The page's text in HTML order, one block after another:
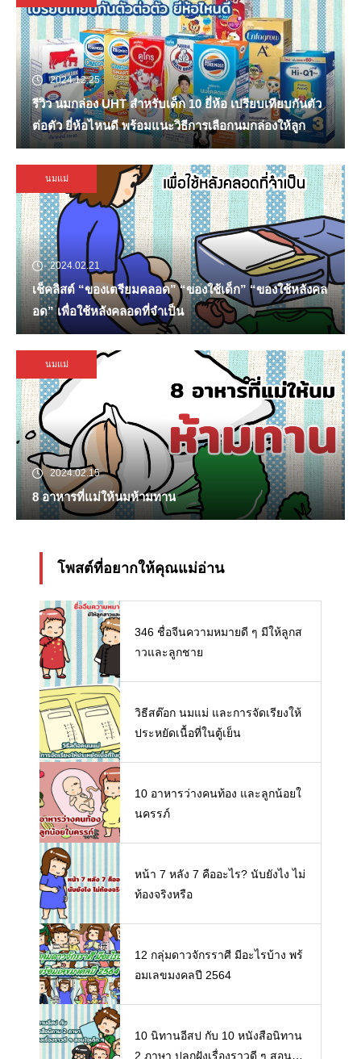
2024.12.25
รีวิว นมกล่อง UHT สำหรับเด็ก 10 ยี่ห้อ เปรียบเทียบกันตัว
ต่อตัว ยี่ห้อไหนดี พร้อมแนะวิธีการเลือกนมกล่องให้ลูก
นมแม่
2024.02.21
เช็คลิสต์ “ของเตรียมคลอด” “ของใช้เด็ก” “ของใช้หลังคล
อด” เพื่อใช้หลังคลอดที่จำเป็น
นมแม่
2024.02.15
8 อาหารที่แม่ให้นมห้ามทาน
โพสต์ที่อยากให้คุณแม่อ่าน
346 ชื่อจีนความหมายดี ๆ มีให้ลูกส
าวและลูกชาย
วิธีสต๊อก นมแม่ และการจัดเรียงให้
ประหยัดเนื้อที่ในตู้เย็น
10 อาหารว่างคนท้อง และลูกน้อยใ
นครรภ์
หน้า 7 หลัง 7 คืออะไร? นับยังไง ไม่
ท้องจริงหรือ
12 กลุ่มดาวจักรราศี มีอะไรบ้าง พร้
อมเลขมงคลปี 2564
10 นิทานอีสป กับ 10 หนังสือนิทาน
2 ภาษา ปลูกฝังเรื่องราวดี ๆ สอนใจ